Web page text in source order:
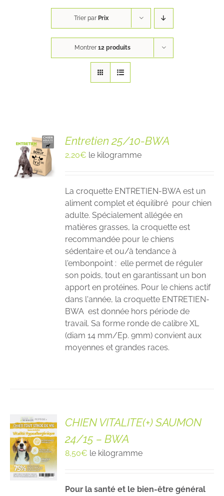
Trier par Prix
Montrer 12 produits
Entretien 25/10-BWA
2,20€ le kilogramme
La croquette ENTRETIEN-BWA est un
aliment complet et équilibré pour chien
adulte. Spécialement allégée en
matières grasses, la croquette est
recommandée pour le chiens
sédentaire et ou/à tendance à
l'embonpoint : elle permet de réguler
son poids, tout en garantissant un bon
apport en protéines. Pour le chiens actif
dans l'année, la croquette ENTRETIEN-
BWA est donnée hors période de
travail. Sa forme ronde de calibre XL
(diam 14 mm/Ep. 9mm) convient aux
moyennes et grandes races.
CHIEN VITALITE(+) SAUMON
24/15 – BWA
8,50€ le kilogramme
Pour la santé et le bien-être général